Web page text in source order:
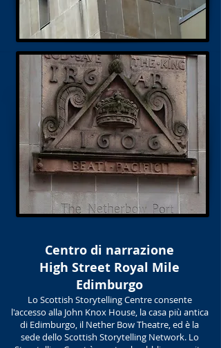
Centro di narrazione
High Street Royal Mile
Edimburgo
Lo Scottish Storytelling Centre consente
l'accesso alla John Knox House, la casa più antica
di Edimburgo, il Nether Bow Theatre, ed è la
sede dello Scottish Storytelling Network. Lo